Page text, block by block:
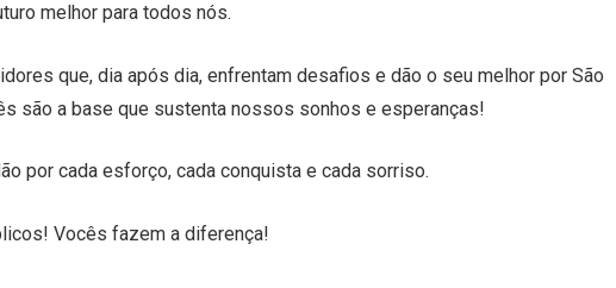
melhor para todos nós.
que, dia após dia, enfrentam desafios e dão o seu melhor por São
são a base que sustenta nossos sonhos e esperanças!
por cada esforço, cada conquista e cada sorriso.
Vocês fazem a diferença!